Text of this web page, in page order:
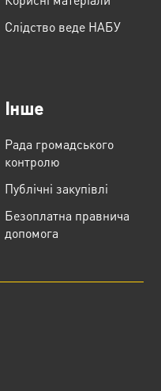
Слідство веде НАБУ
Інше
Рада громадського
контролю
Публічні закупівлі
Безоплатна правнича
допомога